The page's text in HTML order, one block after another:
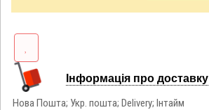
Інформація про доставку
Нова Пошта; Укр. пошта; Delivery; Інтайм